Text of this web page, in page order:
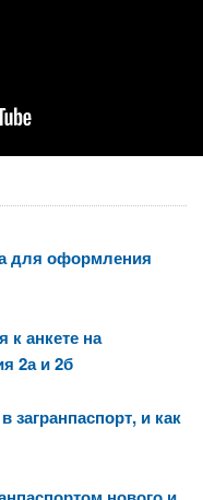
для оформления
к анкете на
2а и 2б
загранпаспорт, и как